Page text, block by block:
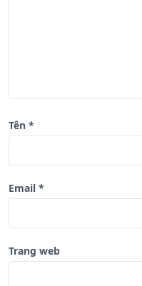
t
Tên *
Email *
Trang web